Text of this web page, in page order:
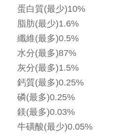
蛋白質(最少)10%
脂肪(最少)1.6%
纖維(最多)0.5%
水分(最多)87%
灰分(最多)1.5%
鈣質(最多)0.25%
磷(最多)0.25%
鎂(最多)0.03%
牛磺酸(最少)0.05%